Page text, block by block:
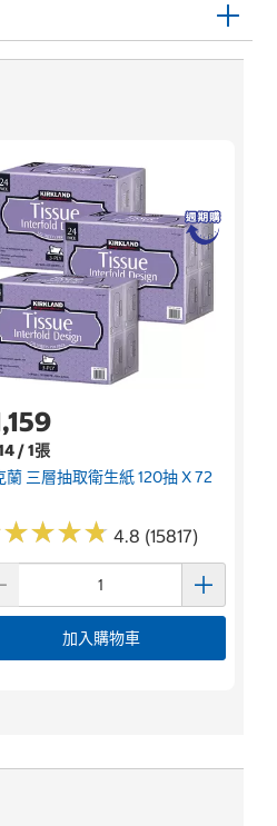
/ 1張
蘭 三層抽取衛生紙 120抽 X 72
★★★★
★★★★ 4.8 (15817)
加入購物車